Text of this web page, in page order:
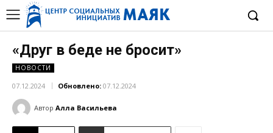
«Друг в беде не бросит»
НОВОСТИ
07.12.2024 Обновлено: 07.12.2024
Автор Алла Васильева